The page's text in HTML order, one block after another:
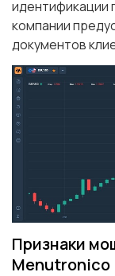
идентификации
компании
документов
Признаки
Menutronico